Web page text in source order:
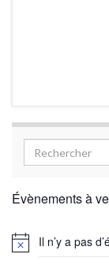
Évènements à
Il n’y a pas